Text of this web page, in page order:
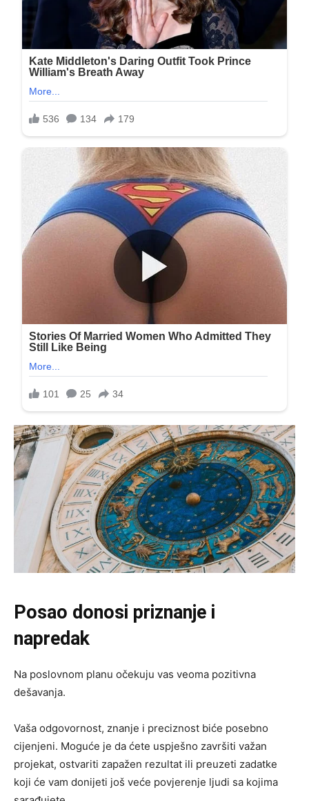
Posao donosi priznanje i
napredak
Na poslovnom planu očekuju vas veoma pozitivna
dešavanja.
Vaša odgovornost, znanje i preciznost biće posebno
cijenjeni. Moguće je da ćete uspješno završiti važan
projekat, ostvariti zapažen rezultat ili preuzeti zadatke
koji će vam donijeti još veće povjerenje ljudi sa kojima